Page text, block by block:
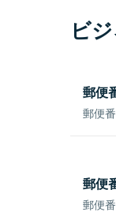
ビ
郵便
郵便
郵便
郵便